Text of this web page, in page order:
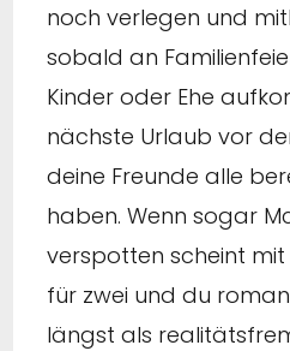
noch verlegen und
sobald an
Kinder oder Ehe
nächste Urlaub vor
deine Freunde alle
haben. Wenn sogar
verspotten scheint
für zwei und du
längst als